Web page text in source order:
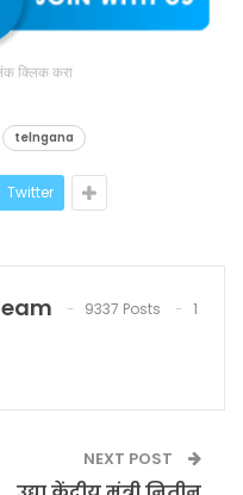
क्लिक करा
telngana
Twitter
9337 Posts
1
NEXT POST